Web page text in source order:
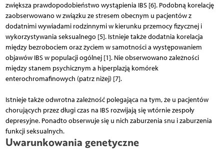
zwiększa prawdopodobieństwo wystąpienia IBS [6]. Podobną korelację
zaobserwowano w związku ze stresem obecnym u pacjentów z
dodatnimi wywiadami rodzinnymi w kierunku przemocy fizycznej i
wyko­rzystywania seksualnego [5]. Istnieje także dodatnia korelacja
między bezrobociem oraz życiem w samotności a występowaniem
objawów IBS w populacji ogólnej [1]. Nie obserwowano zależności
między stanem psychicznym a hiperplazją komórek
enterochromafinowych (patrz niżej) [7].
Istnieje także odwrotna zależność polegająca na tym, że u pacjentów
chorujących przez długi czas na IBS rozwijają się wtórnie zespoły
depresyjne. Ponadto obserwuje się u nich zaburzenia snu i zaburzenia
funkcji seksualnych.
Uwarunkowania genetyczne